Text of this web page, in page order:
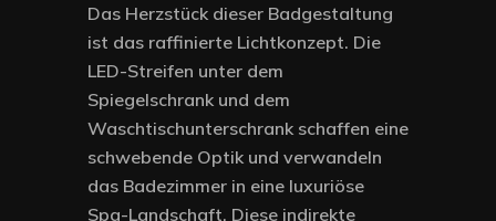
Das Herzstück dieser Badgestaltung
ist das raffinierte Lichtkonzept. Die
LED-Streifen unter dem
Spiegelschrank und dem
Waschtischunterschrank schaffen eine
schwebende Optik und verwandeln
das Badezimmer in eine luxuriöse
Spa-Landschaft. Diese indirekte